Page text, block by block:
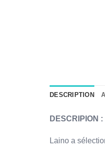
DESCRIPTION
DESCRIPION :
Laino a